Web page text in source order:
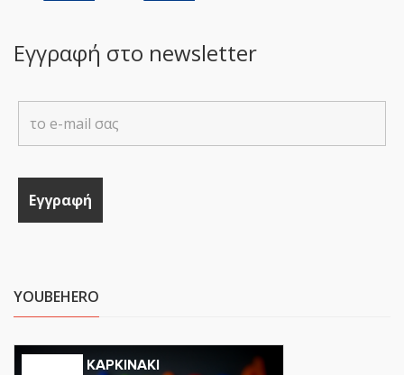
Εγγραφή στο newsletter
YOUBEHERO